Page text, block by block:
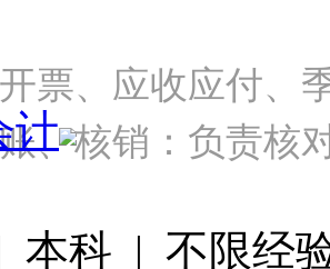
票、应收应付、
、核销：负责
计
本科 | 不限经